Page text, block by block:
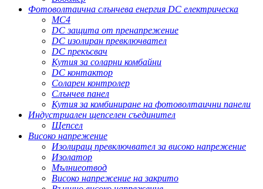
Фотоволтаична слънчева енергия DC електрическа
MC4
DC защита от пренапрежение
DC изолиран превключвател
DC прекъсвач
Кутия за соларни комбайни
DC контактор
Соларен контролер
Слънчев панел
Кутия за комбиниране на фотоволтаични панели
Индустриален щепселен съединител
Щепсел
Високо напрежение
Изолиращ превключвател за високо напрежение
Изолатор
Мълниеотвод
Високо напрежение на закрито